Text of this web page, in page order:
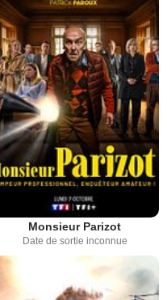
Monsieur Parizot
Date de sortie inconnue